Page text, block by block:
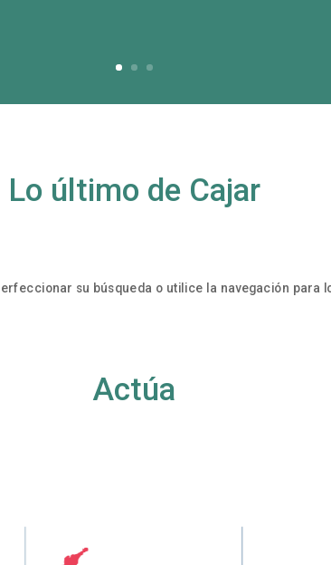
Lo último de Cajar
su búsqueda o utilice la navegación para
Actúa